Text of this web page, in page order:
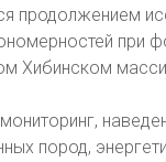
продолжением
при
Хибинском
пород,